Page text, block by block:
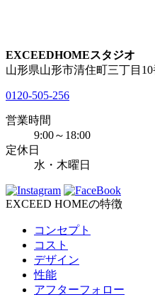
EXCEEDHOMEスタジオ
山形県山形市清住町三丁目
0120-505-256
営業時間
9:00～18:00
定休日
水・木曜日
EXCEED HOMEの特徴
コンセプト
コスト
デザイン
性能
アフターフォロー